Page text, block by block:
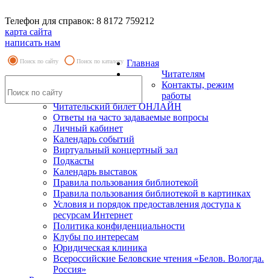
Телефон для справок: 8 8172 759212
карта сайта
написать нам
Поиск по сайту Поиск по каталогу Главная
Читателям
Контакты, режим
работы
Читательский билет ОНЛАЙН
Ответы на часто задаваемые вопросы
Личный кабинет
Календарь событий
Виртуальный концертный зал
Подкасты
Календарь выставок
Правила пользования библиотекой
Правила пользования библиотекой в картинках
Условия и порядок предоставления доступа к
ресурсам Интернет
Политика конфиденциальности
Клубы по интересам
Юридическая клиника
Всероссийские Беловские чтения «Белов. Вологда.
Россия»